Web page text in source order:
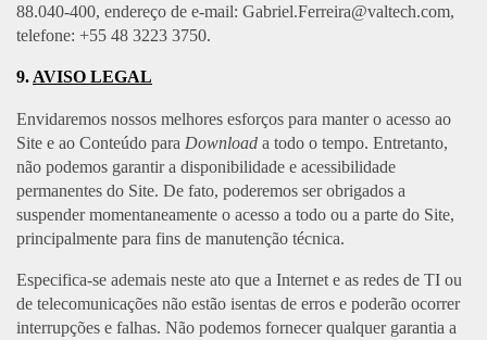
88.040-400, endereço de e-mail: Gabriel.Ferreira@valtech.com,
telefone: +55 48 3223 3750.
9.AVISO LEGAL
Envidaremos nossos melhores esforços para manter o acesso ao
Site e ao Conteúdo para Download a todo o tempo. Entretanto,
não podemos garantir a disponibilidade e acessibilidade
permanentes do Site. De fato, poderemos ser obrigados a
suspender momentaneamente o acesso a todo ou a parte do Site,
principalmente para fins de manutenção técnica.
Especifica-se ademais neste ato que a Internet e as redes de TI ou
de telecomunicações não estão isentas de erros e poderão ocorrer
interrupções e falhas. Não podemos fornecer qualquer garantia a